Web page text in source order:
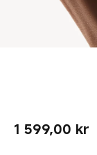
1 599,00 kr